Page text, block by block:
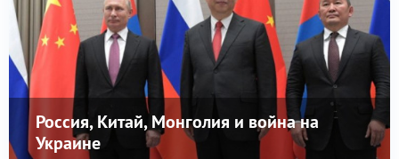
Россия, Китай, Монголия и война на
Украине